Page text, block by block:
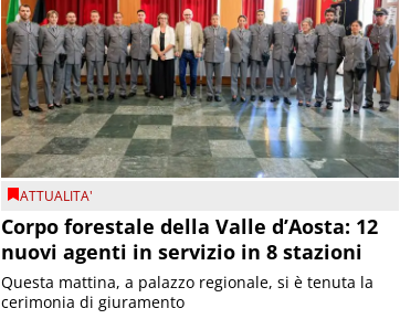
ATTUALITA'
Corpo forestale della Valle d’Aosta: 12
nuovi agenti in servizio in 8 stazioni
Questa mattina, a palazzo regionale, si è tenuta la
cerimonia di giuramento